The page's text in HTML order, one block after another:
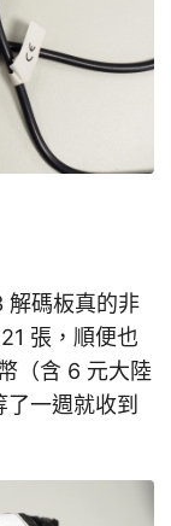
解碼板真的非
張，順便也
（含 6 元大陸
一週就收到